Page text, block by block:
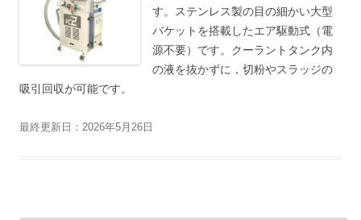
す。ステンレス製の目の細かい大型
バケットを搭載したエア駆動式（電
源不要）です。クーラントタンク内
の液を抜かずに，切粉やスラッジの
吸引回収が可能です。
最終更新日：2026年5月26日